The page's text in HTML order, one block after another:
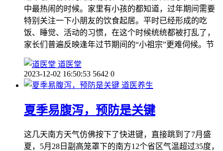
中最热闹的时候。家里有小孩的都知道，过年期间需要
特别关注一下小朋友的饮食起居。平时已经形成的吃
饭、睡觉、活动的习惯，在这个时候统统都被打乱了，
家长们普遍反映逢年过节期间的“小祖宗”更难伺候。节
道医堂
2023-12-02 16:50:53 5642 0
道医养生
夏季易腹泻，预防是关键
这几天南方天气仿佛按下了快进键，直接跳到了7月盛
夏，5月28日副高笼罩下的南方12个省区气温超过35度，